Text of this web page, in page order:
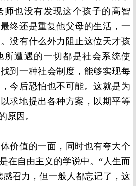
师也没有发现这个孩子的高智
终还是重复他父母的生活，一
没有什么外力阻止这位天才孩
所遭遇的一切都是社会系统使
到一种社会制度，能够实现每
今后恐怕也不可能。这就是为
求地提出各种方案，以期平等
原因。
价值的一面，同时也有夸大个
在自由主义的学说中。“人生而
召力，但一般人都忘记了，这